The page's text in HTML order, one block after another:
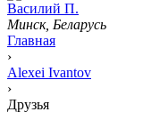
Вacилий П.
Минск, Беларусь
Главная
›
Alexei Ivantov
›
Друзья